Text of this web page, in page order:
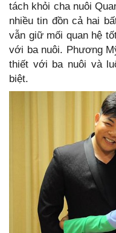
tách khỏi cha nuôi
nhiều tin đồn cả hai
vẫn giữ mối quan hệ
với ba nuôi. Phương
thiết với ba nuôi và
biệt.